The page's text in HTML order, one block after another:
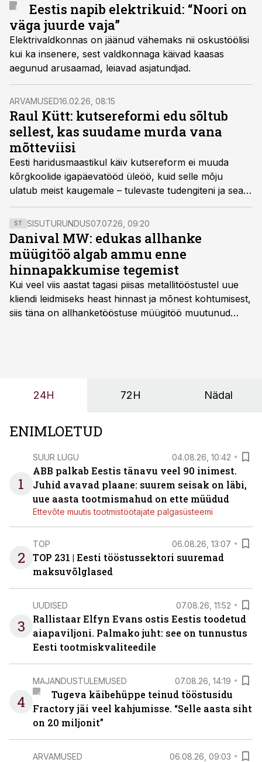
Eestis napib elektrikuid: “Noori on
väga juurde vaja”
Elektrivaldkonnas on jäänud vähemaks nii oskustöölisi
kui ka insenere, sest valdkonnaga käivad kaasas
aegunud arusaamad, leiavad asjatundjad.
ARVAMUSED16.02.26, 08:15
Raul Kütt: kutsereformi edu sõltub
sellest, kas suudame murda vana
mõtteviisi
Eesti haridusmaastikul käiv kutsereform ei muuda
kõrgkoolide igapäevatööd üleöö, kuid selle mõju
ulatub meist kaugemale – tulevaste tudengiteni ja sealt
edasi kogu tööstussektorini, kirjutab Tallinna
Tehnikakõrgkooli tehnikainstituudi direktor Raul Kütt.
ST SISUTURUNDUS07.07.26, 09:20
Danival MW: edukas allhanke
müügitöö algab ammu enne
hinnapakkumise tegemist
Kui veel viis aastat tagasi piisas metallitööstustel uue
kliendi leidmiseks heast hinnast ja mõnest kohtumisest,
siis täna on allhanketööstuse müügitöö muutunud
24H 72H Nädal
ENIMLOETUD
1
SUUR LUGU 04.08.26, 10:42
ABB palkab Eestis tänavu veel 90 inimest.
Juhid avavad plaane: suurem seisak on läbi,
uue aasta tootmismahud on ette müüdud
Ettevõte muutis tootmistöötajate palgasüsteemi
2
TOP 06.08.26, 13:07
TOP 231 | Eesti tööstussektori suuremad
maksuvõlglased
3
UUDISED 07.08.26, 11:52
Rallistaar Elfyn Evans ostis Eestis toodetud
aiapaviljoni. Palmako juht: see on tunnustus
Eesti tootmiskvaliteedile
4
MAJANDUSTULEMUSED 07.08.26, 14:19
Tugeva käibehüppe teinud tööstusidu
Fractory jäi veel kahjumisse. “Selle aasta siht
on 20 miljonit”
ARVAMUSED 06.08.26, 09:03